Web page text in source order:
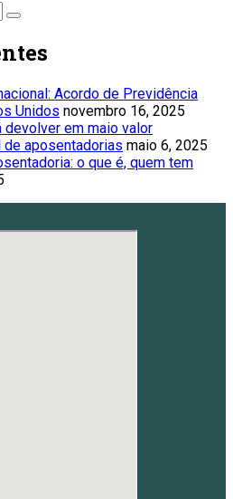
Acordo de Previdência
Unidos novembro 16, 2025
devolver em maio valor
aposentadorias maio 6, 2025
o que é, quem tem